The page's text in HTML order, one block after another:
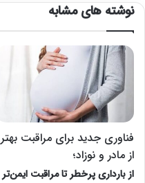
نوشته های مشابه
فناوری جدید برای مراقبت بهتر
از مادر و نوزاد؛
از بارداری پرخطر تا مراقبت ایمن‌تر